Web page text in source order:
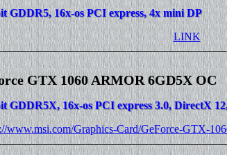
GDDR5, 16x-os PCI express, 4x mini DP
LINK
GTX 1060 ARMOR 6GD5X OC
GDDR5X, 16x-os PCI express 3.0, DirectX
www.msi.com/Graphics-Card/GeForce-GTX-